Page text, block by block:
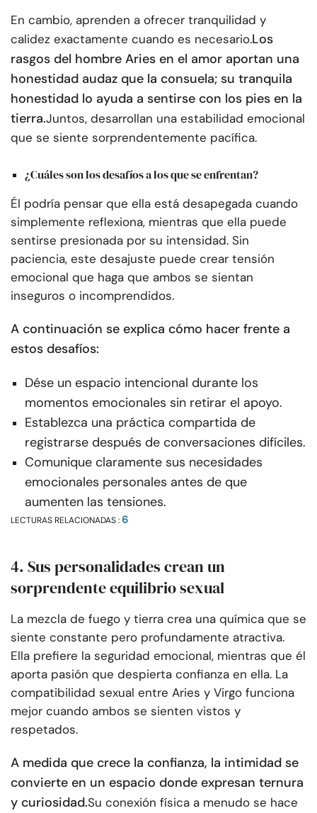
En cambio, aprenden a ofrecer tranquilidad y
calidez exactamente cuando es necesario.Los
rasgos del hombre Aries en el amor aportan una
honestidad audaz que la consuela; su tranquila
honestidad lo ayuda a sentirse con los pies en la
tierra.Juntos, desarrollan una estabilidad emocional
que se siente sorprendentemente pacífica.
¿Cuáles son los desafíos a los que se enfrentan?
Él podría pensar que ella está desapegada cuando
simplemente reflexiona, mientras que ella puede
sentirse presionada por su intensidad. Sin
paciencia, este desajuste puede crear tensión
emocional que haga que ambos se sientan
inseguros o incomprendidos.
A continuación se explica cómo hacer frente a
estos desafíos:
Dése un espacio intencional durante los
momentos emocionales sin retirar el apoyo.
Establezca una práctica compartida de
registrarse después de conversaciones difíciles.
Comunique claramente sus necesidades
emocionales personales antes de que
aumenten las tensiones.
LECTURAS RELACIONADAS :6
4. Sus personalidades crean un
sorprendente equilibrio sexual
La mezcla de fuego y tierra crea una química que se
siente constante pero profundamente atractiva.
Ella prefiere la seguridad emocional, mientras que él
aporta pasión que despierta confianza en ella. La
compatibilidad sexual entre Aries y Virgo funciona
mejor cuando ambos se sienten vistos y
respetados.
A medida que crece la confianza, la intimidad se
convierte en un espacio donde expresan ternura
y curiosidad.Su conexión física a menudo se hace